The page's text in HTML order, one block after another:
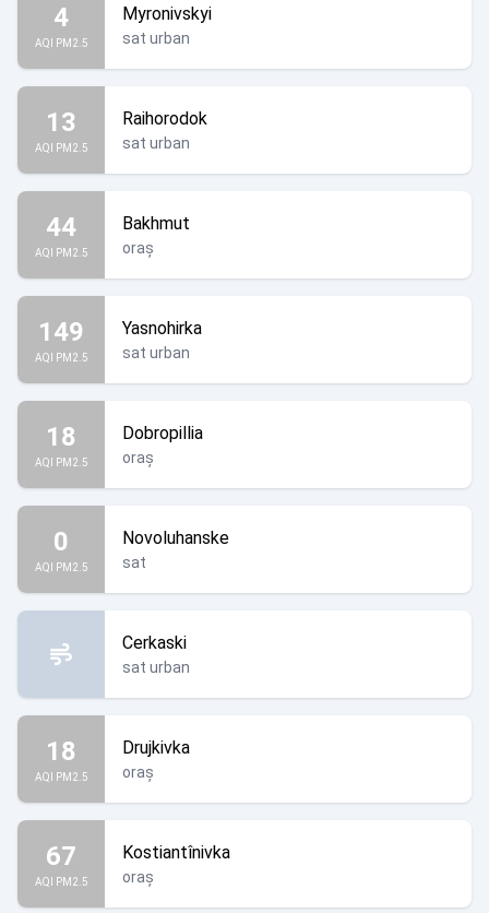
4
AQI PM2.5
Myronivskyi
sat urban
13
AQI PM2.5
Raihorodok
sat urban
44
AQI PM2.5
Bakhmut
oraș
149
AQI PM2.5
Yasnohirka
sat urban
18
AQI PM2.5
Dobropillia
oraș
0
AQI PM2.5
Novoluhanske
sat
Cerkaski
sat urban
18
AQI PM2.5
Drujkivka
oraș
67
AQI PM2.5
Kostiantînivka
oraș